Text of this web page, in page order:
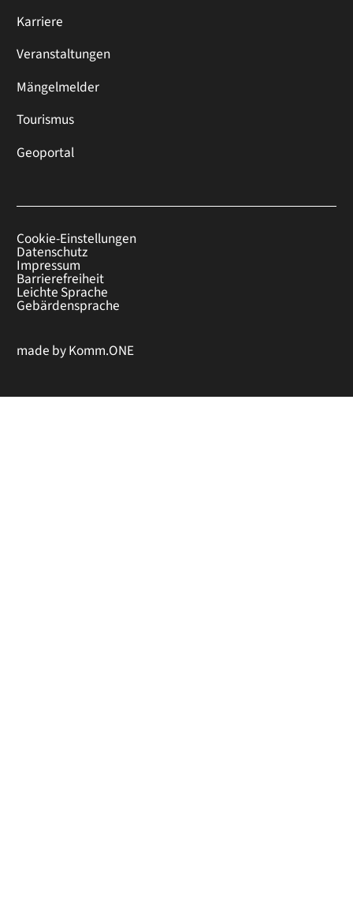
Karriere
Veranstaltungen
Mängelmelder
Tourismus
Geoportal
Cookie-Einstellungen
Datenschutz
Impressum
Barrierefreiheit
Leichte Sprache
Gebärdensprache
made byKomm.ONE